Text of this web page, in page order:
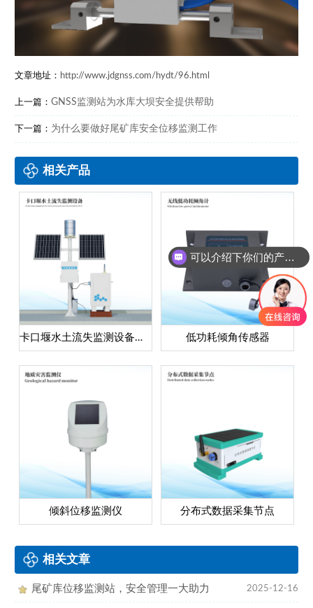
文章地址： http://www.jdgnss.com/hydt/96.html
上一篇： GNSS监测站为水库大坝安全提供帮助
下一篇： 为什么要做好尾矿库安全位移监测工作
相关产品
卡口堰水土流失监测设备高配款 低功耗倾角传感器
倾斜位移监测仪 分布式数据采集节点
相关文章
尾矿库位移监测站，安全管理一大助力 2025-12-16
可以介绍下你们的产品么？